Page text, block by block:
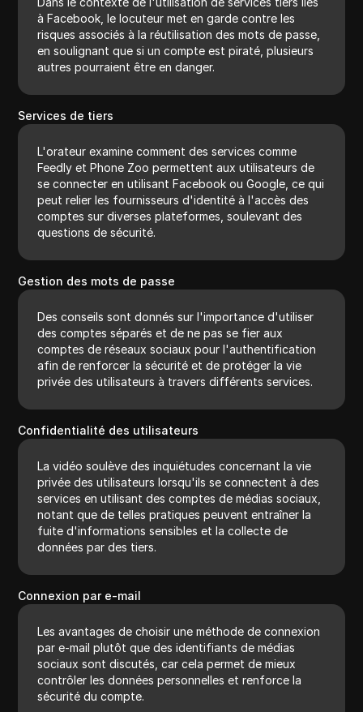
à Facebook, le locuteur met en garde contre les
risques associés à la réutilisation des mots de passe,
en soulignant que si un compte est piraté, plusieurs
autres pourraient être en danger.
Services de tiers
L'orateur examine comment des services comme
Feedly et Phone Zoo permettent aux utilisateurs de
se connecter en utilisant Facebook ou Google, ce qui
peut relier les fournisseurs d'identité à l'accès des
comptes sur diverses plateformes, soulevant des
questions de sécurité.
Gestion des mots de passe
Des conseils sont donnés sur l'importance d'utiliser
des comptes séparés et de ne pas se fier aux
comptes de réseaux sociaux pour l'authentification
afin de renforcer la sécurité et de protéger la vie
privée des utilisateurs à travers différents services.
Confidentialité des utilisateurs
La vidéo soulève des inquiétudes concernant la vie
privée des utilisateurs lorsqu'ils se connectent à des
services en utilisant des comptes de médias sociaux,
notant que de telles pratiques peuvent entraîner la
fuite d'informations sensibles et la collecte de
données par des tiers.
Connexion par e-mail
Les avantages de choisir une méthode de connexion
par e-mail plutôt que des identifiants de médias
sociaux sont discutés, car cela permet de mieux
contrôler les données personnelles et renforce la
sécurité du compte.